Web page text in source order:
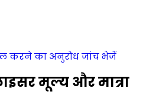
करने का अनुरोध जांच भेजें
मूल्य और मात्रा